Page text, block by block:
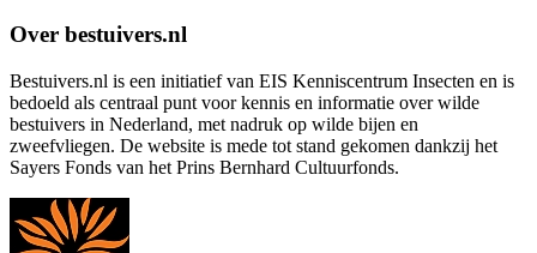
Over bestuivers.nl
Bestuivers.nl is een initiatief van EIS Kenniscentrum Insecten en is
bedoeld als centraal punt voor kennis en informatie over wilde
bestuivers in Nederland, met nadruk op wilde bijen en
zweefvliegen. De website is mede tot stand gekomen dankzij het
Sayers Fonds van het Prins Bernhard Cultuurfonds.